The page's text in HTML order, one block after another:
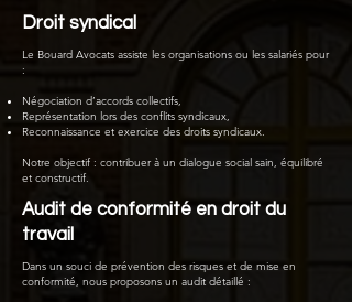
Droit syndical
Le Bouard Avocats assiste les organisations ou les salariés pour
:
Négociation d’accords collectifs,
Représentation lors des conflits syndicaux,
Reconnaissance et exercice des droits syndicaux.
Notre objectif : contribuer à un dialogue social sain, équilibré
et constructif.
Audit de conformité en droit du
travail
Dans un souci de prévention des risques et de mise en
conformité, nous proposons un audit détaillé :